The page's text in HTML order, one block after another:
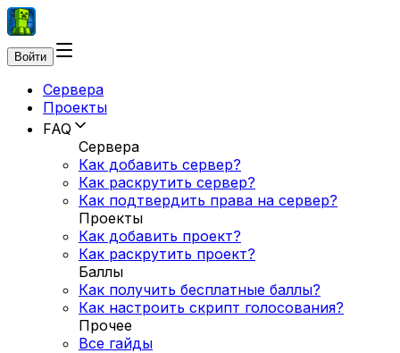
Войти
Сервера
Проекты
FAQ
Сервера
Как добавить сервер?
Как раскрутить сервер?
Как подтвердить права на сервер?
Проекты
Как добавить проект?
Как раскрутить проект?
Баллы
Как получить бесплатные баллы?
Как настроить скрипт голосования?
Прочее
Все гайды